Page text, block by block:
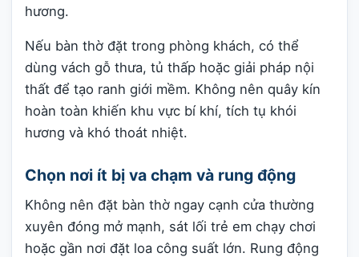
hương.
Nếu bàn thờ đặt trong phòng khách, có thể
dùng vách gỗ thưa, tủ thấp hoặc giải pháp nội
thất để tạo ranh giới mềm. Không nên quây kín
hoàn toàn khiến khu vực bí khí, tích tụ khói
hương và khó thoát nhiệt.
Chọn nơi ít bị va chạm và rung động
Không nên đặt bàn thờ ngay cạnh cửa thường
xuyên đóng mở mạnh, sát lối trẻ em chạy chơi
hoặc gần nơi đặt loa công suất lớn. Rung động